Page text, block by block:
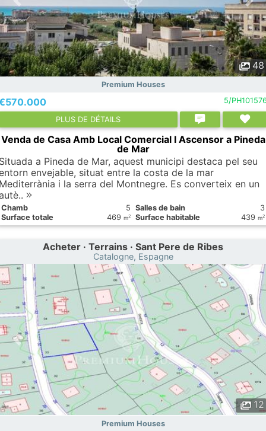
48
Premium Houses
5/
PLUS DE DÉTAILS
Venda de Casa Amb Local Comercial I Ascensor a Pineda
de Mar
a Pineda de Mar, aquest municipi destaca pel seu
envejable, situat entre la costa de la mar
i la serra del Montnegre. Es converteix en un
Chamb 5 Salles de bain
3
Surface totale
469 m2 Surface habitable 439 m2
Acheter · Terrains · Sant Pere de Ribes
Catalogne, Espagne
12
Premium Houses